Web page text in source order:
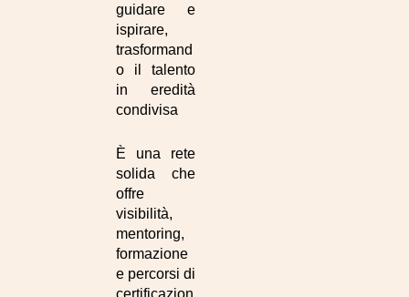
guidare e
ispirare,
trasformand
o il talento
in eredità
condivisa
È una rete
solida che
offre
visibilità,
mentoring,
formazione
e percorsi di
certificazion